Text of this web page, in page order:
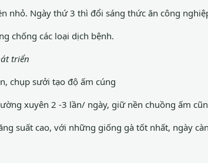
nhỏ. Ngày thứ 3 thì đổi sáng thức ăn công
chống các loại dịch bệnh.
triển
chụp sưởi tạo độ ấm cúng
xuyên 2 -3 lần/ ngày, giữ nền chuồng ấm
suất cao, với những giống gà tốt nhất, ngày